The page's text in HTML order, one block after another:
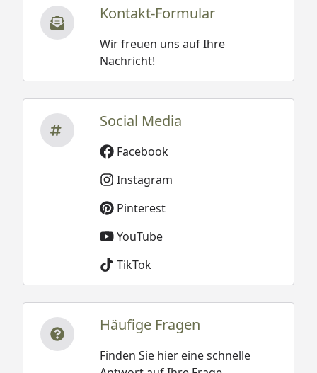
Kontakt-Formular
Wir freuen uns auf Ihre
Nachricht!
Social Media
Facebook
Instagram
Pinterest
YouTube
TikTok
Häufige Fragen
Finden Sie hier eine schnelle